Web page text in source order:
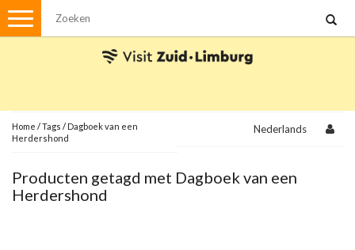
Menu
Met de auto
Brochures en kaarten
Home /Tags / Dagboek van een
Herdershond
Nederlands
Producten getagd met Dagboek van een
Herdershond